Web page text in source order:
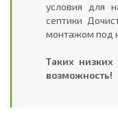
условия для
септики
монтажом под
Таких
возможность!